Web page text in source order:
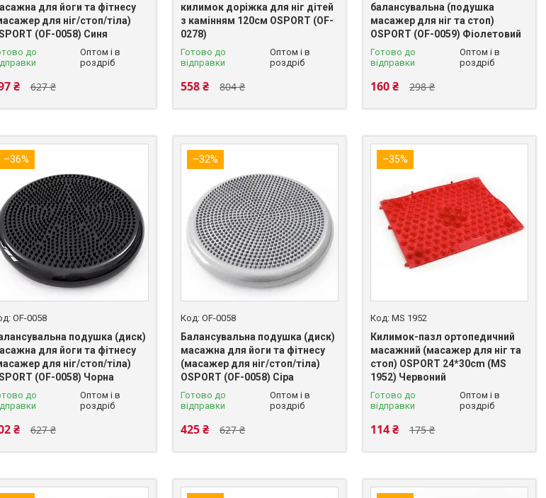
для йоги та фітнесу
для ніг/стоп/тіла)
(OF-0058) Синя
до
Оптом і в
роздріб
627 ₴
₴
килимок доріжка для ніг дітей
з камінням 120см OSPORT (OF-
0278)
Готово до
відправки
Оптом і в
роздріб
804 ₴
558 ₴
балансувальна (подушка
масажер для ніг та стоп)
OSPORT (OF-0059) Фіолетовий
Готово до
відправки
Оптом і в
роздріб
298 ₴
160 ₴
–36%
OF-0058
подушка (диск)
для йоги та фітнесу
для ніг/стоп/тіла)
(OF-0058) Чорна
до
Оптом і в
роздріб
627 ₴
₴
–32%
OF-0058
Балансувальна подушка (диск)
масажна для йоги та фітнесу
(масажер для ніг/стоп/тіла)
OSPORT (OF-0058) Сіра
Готово до
відправки
Оптом і в
роздріб
627 ₴
425 ₴
–35%
MS 1952
Килимок-пазл ортопедичний
масажний (масажер для ніг та
стоп) OSPORT 24*30cm (MS
1952) Червоний
Готово до
відправки
Оптом і в
роздріб
175 ₴
114 ₴